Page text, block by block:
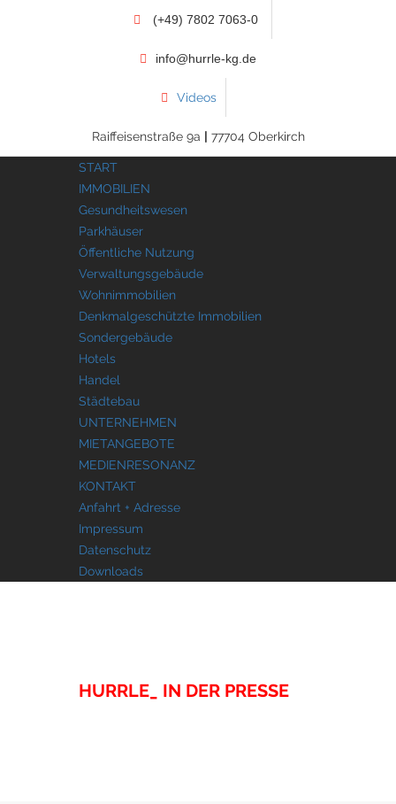
(+49) 7802 7063-0
info@hurrle-kg.de
Videos
Raiffeisenstraße 9a | 77704 Oberkirch
START
IMMOBILIEN
Gesundheitswesen
Parkhäuser
Öffentliche Nutzung
Verwaltungsgebäude
Wohnimmobilien
Denkmalgeschützte Immobilien
Sondergebäude
Hotels
Handel
Städtebau
UNTERNEHMEN
MIETANGEBOTE
MEDIENRESONANZ
KONTAKT
Anfahrt + Adresse
Impressum
Datenschutz
Downloads
HURRLE_ IN DER PRESSE